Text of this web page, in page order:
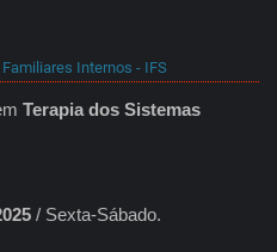
Internos - IFS
Terapia dos Sistemas
/ Sexta-Sábado.